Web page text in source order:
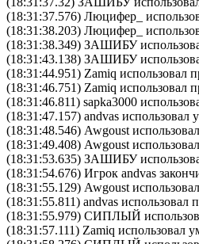
(18:31:37.576) Люцифер_
(18:31:38.203) Люцифер_
(18:31:38.349) ЗАШИБУ
(18:31:43.138) ЗАШИБУ
(18:31:44.951) Zamiq использовал
(18:31:46.751) Zamiq использовал
(18:31:46.811) sapka3000
(18:31:47.157) andvas использовал
(18:31:48.546) Awgoust
(18:31:49.408) Awgoust
(18:31:53.635) ЗАШИБУ
(18:31:54.676) Игрок andvas
(18:31:55.129) Awgoust
(18:31:55.811) andvas использовал
(18:31:55.979) СИПЛЫЙ
(18:31:57.111) Zamiq использовал